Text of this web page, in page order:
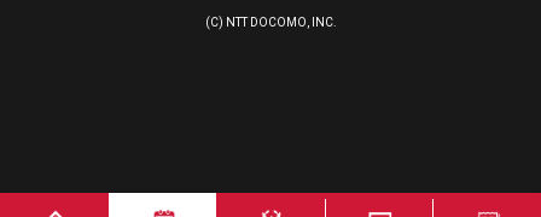
(C) NTT DOCOMO, INC.